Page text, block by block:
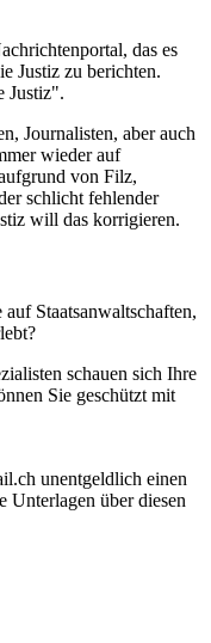
das es
Justiz zu berichten.
Justiz".
Journalisten, aber auch
wieder auf
von Filz,
schlicht fehlender
will das korrigieren.
Staatsanwaltschaften,
schauen sich Ihre
Sie geschützt mit
unentgeldlich einen
Unterlagen über diesen